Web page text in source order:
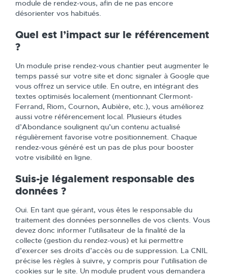
module de rendez-vous, afin de ne pas encore
désorienter vos habitués.
Quel est l’impact sur le référencement
?
Un module prise rendez-vous chantier peut augmenter le
temps passé sur votre site et donc signaler à Google que
vous offrez un service utile. En outre, en intégrant des
textes optimisés localement (mentionnant Clermont-
Ferrand, Riom, Cournon, Aubière, etc.), vous améliorez
aussi votre référencement local. Plusieurs études
d’Abondance soulignent qu’un contenu actualisé
régulièrement favorise votre positionnement. Chaque
rendez-vous généré est un pas de plus pour booster
votre visibilité en ligne.
Suis-je légalement responsable des
données ?
Oui. En tant que gérant, vous êtes le responsable du
traitement des données personnelles de vos clients. Vous
devez donc informer l’utilisateur de la finalité de la
collecte (gestion du rendez-vous) et lui permettre
d’exercer ses droits d’accès ou de suppression. La CNIL
précise les règles à suivre, y compris pour l’utilisation de
cookies sur le site. Un module prudent vous demandera